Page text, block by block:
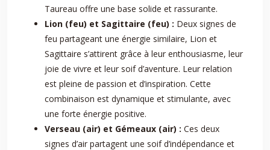
Taureau offre une base solide et rassurante.
Lion (feu) et Sagittaire (feu) : Deux signes de
feu partageant une énergie similaire, Lion et
Sagittaire s’attirent grâce à leur enthousiasme, leur
joie de vivre et leur soif d’aventure. Leur relation
est pleine de passion et d’inspiration. Cette
combinaison est dynamique et stimulante, avec
une forte énergie positive.
Verseau (air) et Gémeaux (air) : Ces deux
signes d’air partagent une soif d’indépendance et